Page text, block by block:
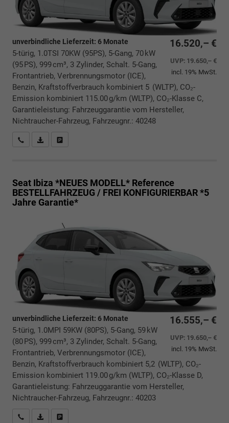
16.520,– €
UVP: 19.650,– €
incl. 19% MwSt.
unverbindliche Lieferzeit: 6 Monate
5-türig, 1.0TSI 70KW (95PS), 5-Gang, 70 kW
(95 PS), 999 cm³, 3 Zylinder, Schalt. 5-Gang,
Frontantrieb, Verbrennungsmotor (ICE),
Benzin, Kraftstoffverbrauch kombiniert 5 (WLTP), CO₂-
Emission kombiniert 115.00 g/km (WLTP), CO₂-Klasse C,
Garantieleistung: Fahrzeuggarantie vom Hersteller,
Nichtraucher-Fahrzeug, Fahrzeugnr.: 40248
Rückrufbitte absenden
PDF-Datei, Fahrzeugexposé drucken
Seat Ibiza *NEUES MODELL* Reference
BESTELLFAHRZEUG / FREI KONFIGURIERBAR *5
Jahre Garantie*
16.555,– €
UVP: 19.650,– €
incl. 19% MwSt.
unverbindliche Lieferzeit: 6 Monate
5-türig, 1.0MPI 59KW (80PS), 5-Gang, 59 kW
(80 PS), 999 cm³, 3 Zylinder, Schalt. 5-Gang,
Frontantrieb, Verbrennungsmotor (ICE),
Benzin, Kraftstoffverbrauch kombiniert 5,2 (WLTP), CO₂-
Emission kombiniert 119.00 g/km (WLTP), CO₂-Klasse D,
Garantieleistung: Fahrzeuggarantie vom Hersteller,
Nichtraucher-Fahrzeug, Fahrzeugnr.: 40203
Rückrufbitte absenden
PDF-Datei, Fahrzeugexposé drucken